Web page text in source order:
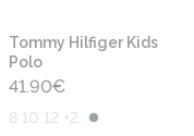
Tommy Hilfiger Kids
Polo
41.90€
8 10 12 +2